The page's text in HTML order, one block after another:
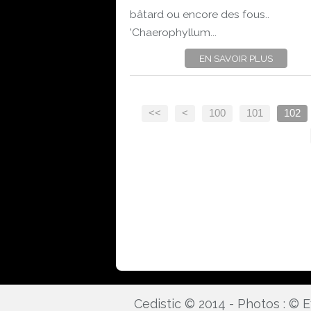
bâtard ou encore des fous..
'Chaerophyllum...
EN SAVOIR PLUS
<< < 100 101 102
Cedistic © 2014 - Photos : ©